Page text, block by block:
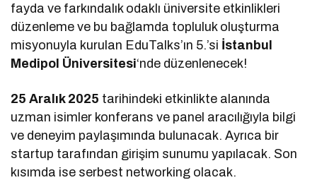
fayda ve farkındalık odaklı üniversite etkinlikleri
düzenleme ve bu bağlamda topluluk oluşturma
misyonuyla kurulan EduTalks’ın 5.’si İstanbul
Medipol Üniversitesi‘nde düzenlenecek!
25 Aralık 2025 tarihindeki etkinlikte alanında
uzman isimler konferans ve panel aracılığıyla bilgi
ve deneyim paylaşımında bulunacak. Ayrıca bir
startup tarafından girişim sunumu yapılacak. Son
kısımda ise serbest networking olacak.